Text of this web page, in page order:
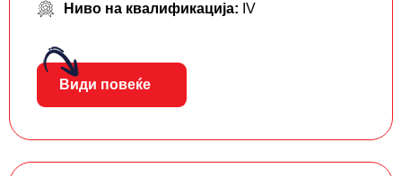
Ниво на квалификација: IV
Види повеќе